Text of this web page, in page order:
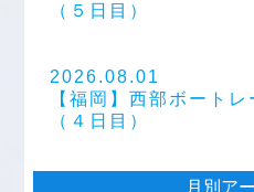
（５日目）
2026.08.01
【福岡】西部ボート
（４日目）
月別ア